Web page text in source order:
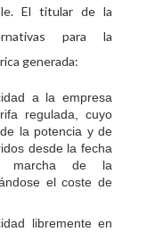
El titular de la
para la
generada:
a la empresa
regulada, cuyo
la potencia y de
desde la fecha
marcha de la
el coste de
libremente en